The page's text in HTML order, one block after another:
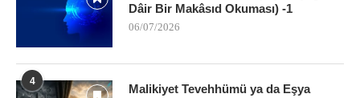
Dâir Bir Makâsıd Okuması) -1
06/07/2026
4
Malikiyet Tevehhümü ya da Eşya